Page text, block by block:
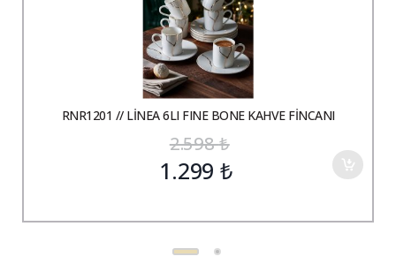
RNR1201 // LİNEA 6LI FINE BONE KAHVE FİNCANI
2.598₺
1.299₺